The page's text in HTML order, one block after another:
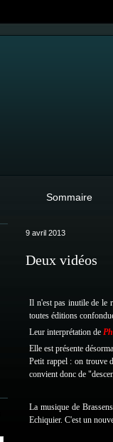
Sommaire
9 avril 2013
Deux vidéos
Il n'est pas inutile de le
toutes éditions
Leur interprétation de
Elle est présente
Petit rappel : on trouve
convient donc de
La musique de
Echiquier. C'est un